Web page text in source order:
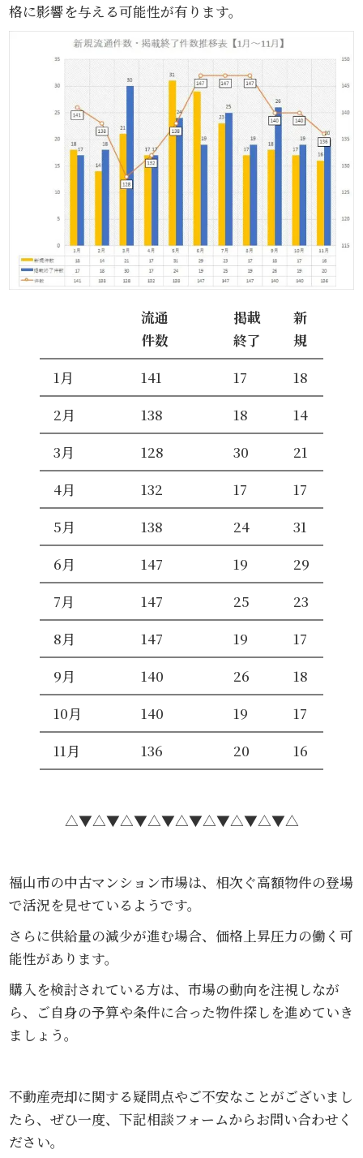
格に影響を与える可能性が有ります。
流通
件数
掲載
終了
新
規
1月
141 17
18
2月
138 18
14
3月
128 30
21
4月
132 17
17
5月
138 24
31
6月
147 19
29
7月
147 25
23
8月
147 19
17
9月
140 26
18
10月
140 19
17
11月
136 20 16
△▼△▼△▼△▼△▼△▼△▼△▼△
福山市の中古マンション市場は、相次ぐ高額物件の登場
で活況を見せているようです。
さらに供給量の減少が進む場合、価格上昇圧力の働く可
能性があります。
購入を検討されている方は、市場の動向を注視しなが
ら、ご自身の予算や条件に合った物件探しを進めていき
ましょう。
不動産売却に関する疑問点やご不安なことがございまし
たら、ぜひ一度、下記相談フォームからお問い合わせく
ださい。